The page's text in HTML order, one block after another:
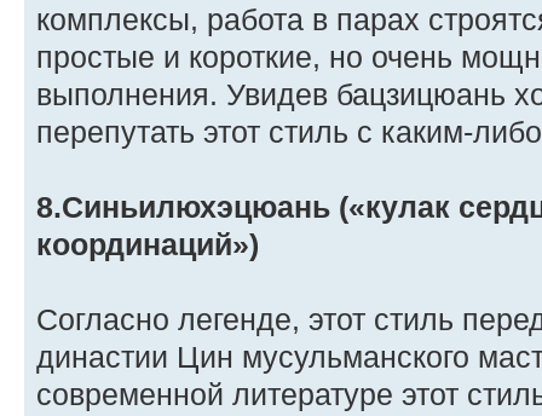
комплексы, работа в парах
простые и короткие, но очень
выполнения. Увидев бацзицюань
перепутать этот стиль с каким-
8.Синьилюхэцюань («кулак
координаций»)
Согласно легенде, этот стиль
династии Цин мусульманского
современной литературе этот